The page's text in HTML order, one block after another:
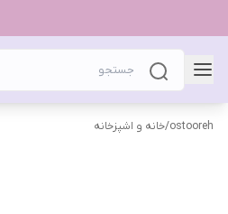
ostooreh
/خانه و اشپزخانه